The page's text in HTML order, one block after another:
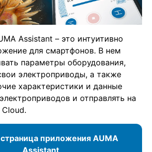
Assistant – это интуитивно
для смартфонов. В нем
параметры оборудования,
электроприводы, а также
характеристики и данные
и отправлять на
приложения AUMA
Assistant